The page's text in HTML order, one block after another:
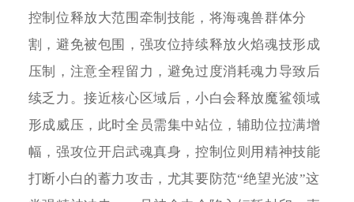
控制位释放大范围牵制技能，将海魂兽群体分
割，避免被包围，强攻位持续释放火焰魂技形成
压制，注意全程留力，避免过度消耗魂力导致后
续乏力。接近核心区域后，小白会释放魔鲨领域
形成威压，此时全员需集中站位，辅助位拉满增
幅，强攻位开启武魂真身，控制位则用精神技能
打断小白的蓄力攻击，尤其要防范“绝望光波”这